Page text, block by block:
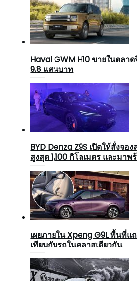
Haval GWM H10 ขายในตลา
9.8 แสนบาท
BYD Denza Z9S เปิดให้สั่งจอ
สูงสุด 1,100 กิโลเมตร และมาพ
เผยภายใน Xpeng G9L พื้นที่แ
เทียบกับรถในคลาสเดียวกัน